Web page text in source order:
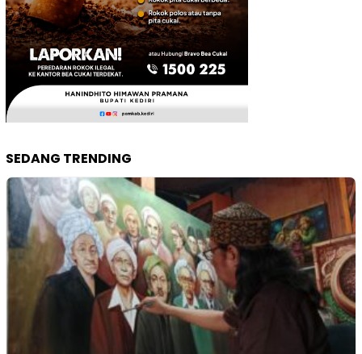
SEDANG TRENDING